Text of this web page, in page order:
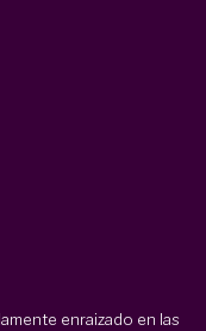
enraizado en las